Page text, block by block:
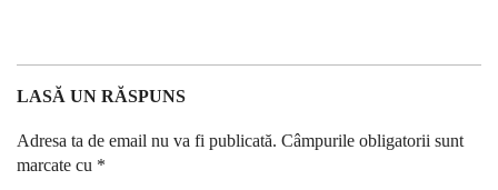
LASĂ UN RĂSPUNS
Adresa ta de email nu va fi publicată. Câmpurile obligatorii sunt
marcate cu *